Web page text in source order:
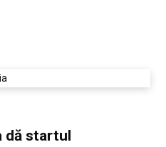
dă startul